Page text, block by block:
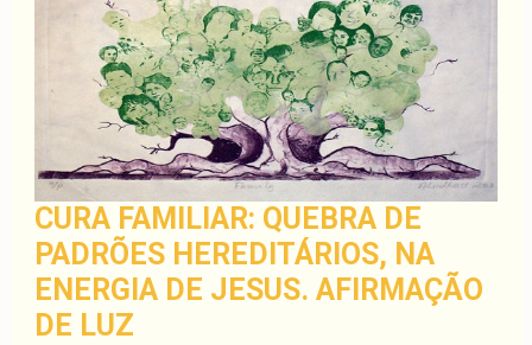
CURA FAMILIAR: QUEBRA DE
PADRÕES HEREDITÁRIOS, NA
ENERGIA DE JESUS. AFIRMAÇÃO
DE LUZ